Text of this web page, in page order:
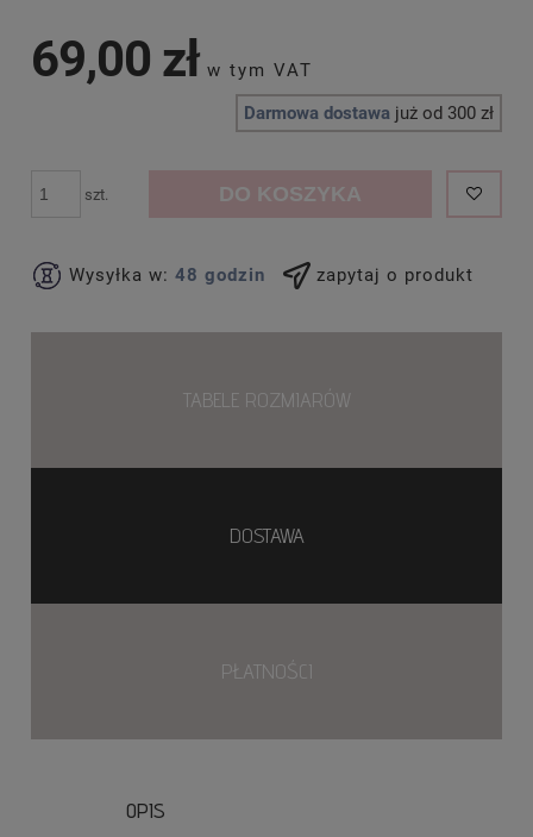
69,00 zł
Darmowa dostawa już od 300 zł
szt. DO KOSZYKA
Wysyłka w: 48 godzin zapytaj o produkt
TABELE ROZMIARÓW
DOSTAWA
PŁATNOŚCI
OPIS